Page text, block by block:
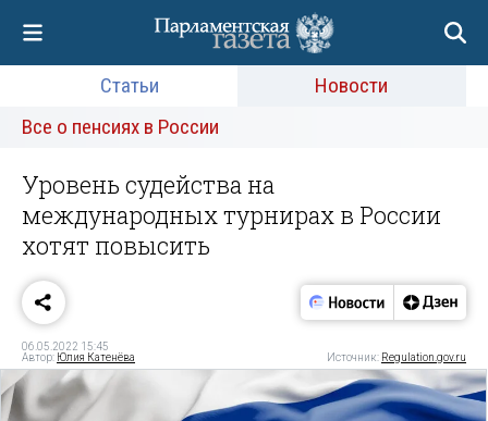
Статьи
Новости
Все о пенсиях в России
Уровень судейства на
международных турнирах в России
хотят повысить
06.05.2022 15:45
Автор: Юлия Катенёва Источник: Regulation.gov.ru